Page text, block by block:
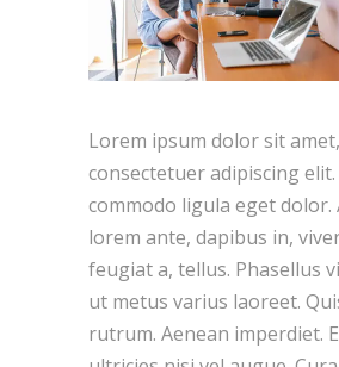
Lorem ipsum dolor sit amet,
consectetuer adipiscing elit.
commodo ligula eget dolor.
lorem ante, dapibus in,
feugiat a, tellus. Phasellus
ut metus varius laoreet.
rutrum. Aenean imperdiet.